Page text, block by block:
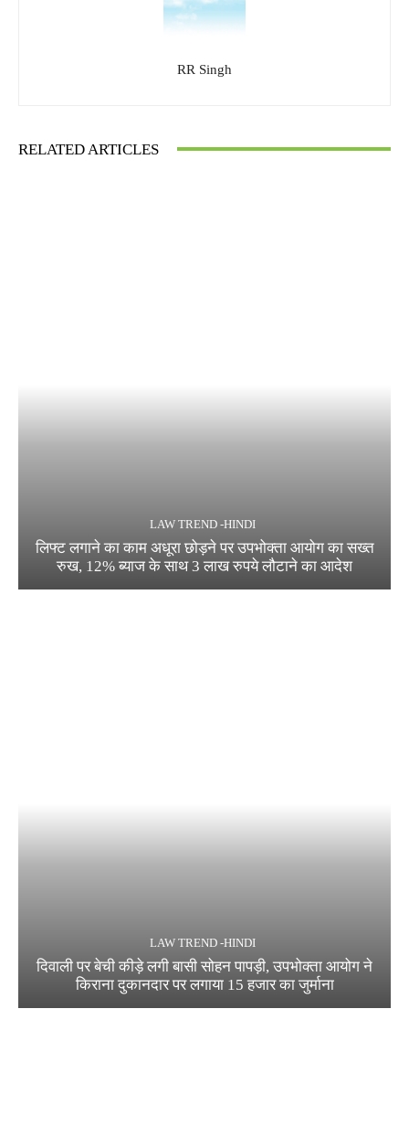
RR Singh
RELATED ARTICLES
LAW TREND -HINDI
लिफ्ट लगाने का काम अधूरा छोड़ने पर उपभोक्ता आयोग का सख्त
रुख, 12% ब्याज के साथ 3 लाख रुपये लौटाने का आदेश
LAW TREND -HINDI
दिवाली पर बेची कीड़े लगी बासी सोहन पापड़ी, उपभोक्ता आयोग ने
किराना दुकानदार पर लगाया 15 हजार का जुर्माना